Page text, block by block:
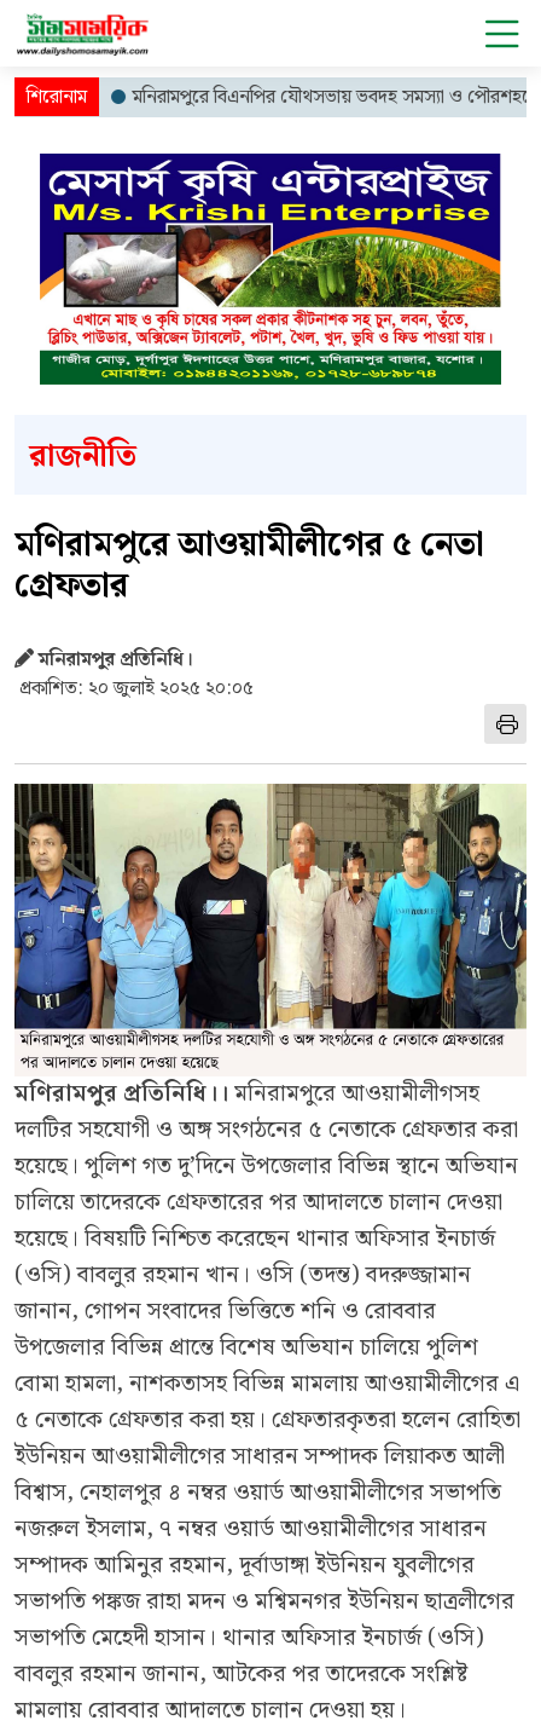
মনিরামপুরে বিএনপির যৌথসভায় ভবদহ সমস্যা ও পৌরশহরে
রাজনীতি
মণিরামপুরে আওয়ামীলীগের ৫ নেতা
গ্রেফতার
মনিরামপুর প্রতিনিধি।
প্রকাশিত: ২০ জুলাই ২০২৫ ২০:০৫
মণিরামপুর প্রতিনিধি।।মনিরামপুরে আওয়ামীলীগসহ
দলটির সহযোগী ও অঙ্গ সংগঠনের ৫ নেতাকে গ্রেফতার করা
হয়েছে। পুলিশ গত দু’দিনে উপজেলার বিভিন্ন স্থানে অভিযান
চালিয়ে তাদেরকে গ্রেফতারের পর আদালতে চালান দেওয়া
হয়েছে। বিষয়টি নিশ্চিত করেছেন থানার অফিসার ইনচার্জ
(ওসি) বাবলুর রহমান খান। ওসি (তদন্ত) বদরুজ্জামান
জানান, গোপন সংবাদের ভিত্তিতে শনি ও রোববার
উপজেলার বিভিন্ন প্রান্তে বিশেষ অভিযান চালিয়ে পুলিশ
বোমা হামলা, নাশকতাসহ বিভিন্ন মামলায় আওয়ামীলীগের এ
৫ নেতাকে গ্রেফতার করা হয়। গ্রেফতারকৃতরা হলেন রোহিতা
ইউনিয়ন আওয়ামীলীগের সাধারন সম্পাদক লিয়াকত আলী
বিশ্বাস, নেহালপুর ৪ নম্বর ওয়ার্ড আওয়ামীলীগের সভাপতি
নজরুল ইসলাম, ৭ নম্বর ওয়ার্ড আওয়ামীলীগের সাধারন
সম্পাদক আমিনুর রহমান, দূর্বাডাঙ্গা ইউনিয়ন যুবলীগের
সভাপতি পঙ্কজ রাহা মদন ও মশ্বিমনগর ইউনিয়ন ছাত্রলীগের
সভাপতি মেহেদী হাসান। থানার অফিসার ইনচার্জ (ওসি)
বাবলুর রহমান জানান, আটকের পর তাদেরকে সংশ্লিষ্ট
মামলায় রোববার আদালতে চালান দেওয়া হয়।